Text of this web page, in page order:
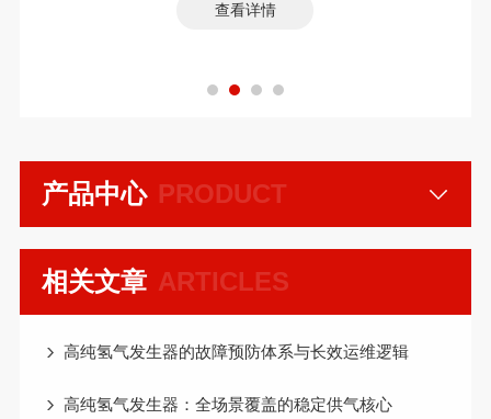
查看详情
PRODUCT
产品中心
ARTICLES
相关文章
高纯氢气发生器的故障预防体系与长效运维逻辑
高纯氢气发生器：全场景覆盖的稳定供气核心